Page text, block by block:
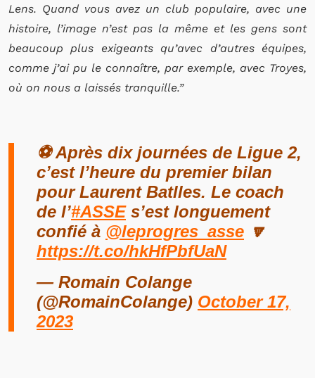
Lens. Quand vous avez un club populaire, avec une
histoire, l’image n’est pas la même et les gens sont
beaucoup plus exigeants qu’avec d’autres équipes,
comme j’ai pu le connaître, par exemple, avec Troyes,
où on nous a laissés tranquille.”
⚽️ Après dix journées de Ligue 2,
c’est l’heure du premier bilan
pour Laurent Batlles. Le coach
de l’#ASSEs’est longuement
confié à ⁦ @leprogres_asse ⁩ 🔽
https://t.co/hkHfPbfUaN
— Romain Colange
(@RomainColange) October 17,
2023